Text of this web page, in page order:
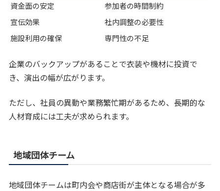
資金面の安定
参加者の時間制約
宣伝効果
社内調整の必要性
施設利用の確保
専門性の不足
企業のバックアップがあることで衣装や機材に投資で
き、演出の幅が広がります。
ただし、社員の異動や業務繁忙期があるため、長期的な
人材育成には工夫が求められます。
地域団体チーム
地域団体チームは町内会や商店街が主体となる場合が多